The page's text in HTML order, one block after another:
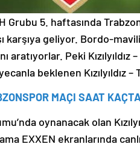
Grubu 5. haftasında
karşıya geliyor. Bordo-
aratıyorlar. Peki
beklenen Kızılyıldız –
MAÇI SAAT
oynanacak olan
EXXEN ekranlarında